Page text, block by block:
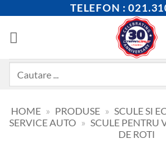
content
TELEFON :
HOME » PRODUSE » SCULE SI
SERVICE AUTO » SCULE PENTRU
DE ROTI